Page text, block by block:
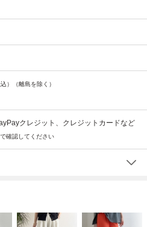
込）（離島を除く）
クレジット、クレジットカードなど
確認してください